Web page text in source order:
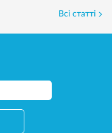
Всі статті